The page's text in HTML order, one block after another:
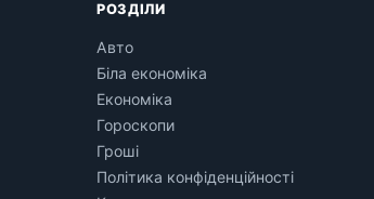
РОЗДІЛИ
Авто
Біла економіка
Економіка
Гороскопи
Гроші
Політика конфіденційності